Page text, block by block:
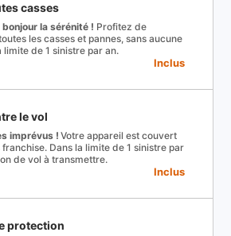
casses
la sérénité ! Profitez de
les casses et pannes, sans aucune
limite de 1 sinistre par an.
Inclus
le vol
imprévus ! Votre appareil est couvert
Dans la limite de 1 sinistre par
de vol à transmettre.
Inclus
protection